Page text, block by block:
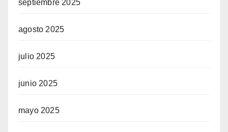
septiembre 2025
agosto 2025
julio 2025
junio 2025
mayo 2025